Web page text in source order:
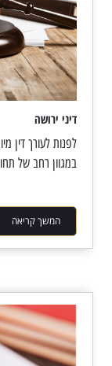
דיני ירושה
לפנות לעורך דין
במגוון רחב של
המשך קריאה